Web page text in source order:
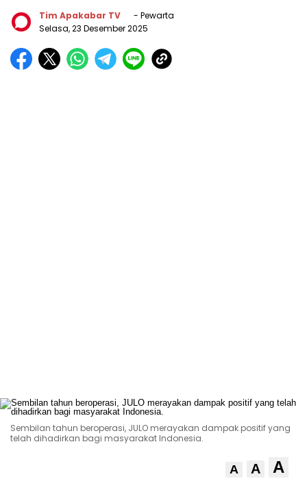
Tim Apakabar TV
- Pewarta
Selasa, 23 Desember 2025
Sembilan tahun beroperasi, JULO merayakan dampak positif yang
telah dihadirkan bagi masyarakat Indonesia.
A A A